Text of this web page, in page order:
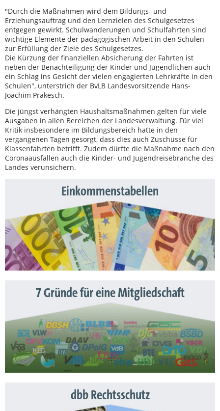
"Durch die Maßnahmen wird dem Bildungs- und
Erziehungsauftrag und den Lernzielen des Schulgesetzes
entgegen gewirkt. Schulwanderungen und Schulfahrten sind
wichtige Elemente der pädagogischen Arbeit in den Schulen
zur Erfüllung der Ziele des Schulgesetzes.
Die Kürzung der finanziellen Absicherung der Fahrten ist
neben der Benachteiligung der Kinder und Jugendlichen auch
ein Schlag ins Gesicht der vielen engagierten Lehrkräfte in den
Schulen", unterstrich der BvLB Landesvorsitzende Hans-
Joachim Prakesch.
Die jüngst verhängten Haushaltsmaßnahmen gelten für viele
Ausgaben in allen Bereichen der Landesverwaltung. Für viel
Kritik insbesondere im Bildungsbereich hatte in den
vergangenen Tagen gesorgt, dass dies auch Zuschüsse für
Klassenfahrten betrifft. Zudem dürfte die Maßnahme nach den
Coronaausfällen auch die Kinder- und Jugendreisebranche des
Landes verunsichern.
Einkommenstabellen
7 Gründe für eine Mitgliedschaft
dbb Rechtsschutz